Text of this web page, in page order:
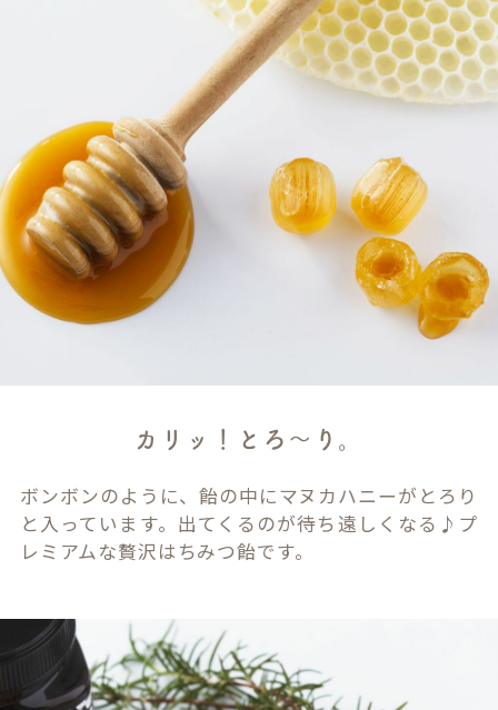
カリッ！とろ～り。
ボンボンのように、飴の中にマヌカハニーがとろり
と入っています。出てくるのが待ち遠しくなる♪プ
レミアムな贅沢はちみつ飴です。